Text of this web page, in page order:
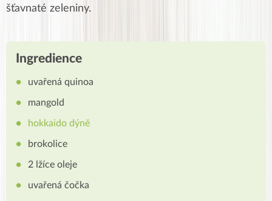
šťavnaté zeleniny.
Ingredience
uvařená quinoa
mangold
hokkaido dýně
brokolice
2 lžíce oleje
uvařená čočka